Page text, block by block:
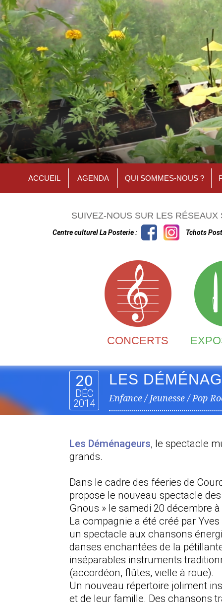
ACCUEIL AGENDA QUI SOMMES-NOUS ?
SUIVEZ-NOUS SUR LES RÉSEAUX
Centre culturel La Posterie : Tchots
CONCERTS
20
DÉC
2014
LES
Enfance / Jeunesse / Pop
Les Déménageurs, le spectacle
grands.
Dans le cadre des féeries de
propose le nouveau spectacle
Gnous » le samedi 20 décembre
La compagnie a été créé par
un spectacle aux chansons
danses enchantées de la
inséparables instruments
(accordéon, flûtes, vielle à roue).
Un nouveau répertoire joliment
et de leur famille. Des chansons